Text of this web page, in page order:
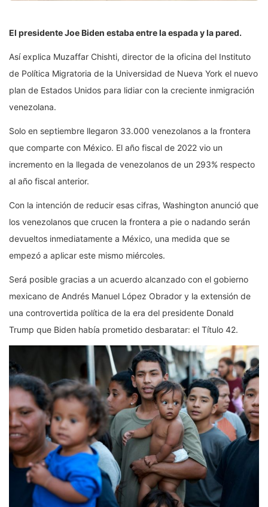
El presidente Joe Biden estaba entre la espada y la pared.
Así explica Muzaffar Chishti, director de la oficina del Instituto
de Política Migratoria de la Universidad de Nueva York el nuevo
plan de Estados Unidos para lidiar con la creciente inmigración
venezolana.
Solo en septiembre llegaron 33.000 venezolanos a la frontera
que comparte con México. El año fiscal de 2022 vio un
incremento en la llegada de venezolanos de un 293% respecto
al año fiscal anterior.
Con la intención de reducir esas cifras, Washington anunció que
los venezolanos que crucen la frontera a pie o nadando serán
devueltos inmediatamente a México, una medida que se
empezó a aplicar este mismo miércoles.
Será posible gracias a un acuerdo alcanzado con el gobierno
mexicano de Andrés Manuel López Obrador y la extensión de
una controvertida política de la era del presidente Donald
Trump que Biden había prometido desbaratar: el Título 42.